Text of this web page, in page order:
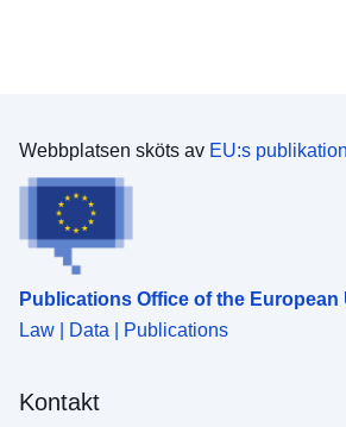
Anpassat efter:
uriRef:
640a-4fef-
Webbplatsen sköts av EU:s
Publications Office of the European
Law | Data | Publications
Kontakt